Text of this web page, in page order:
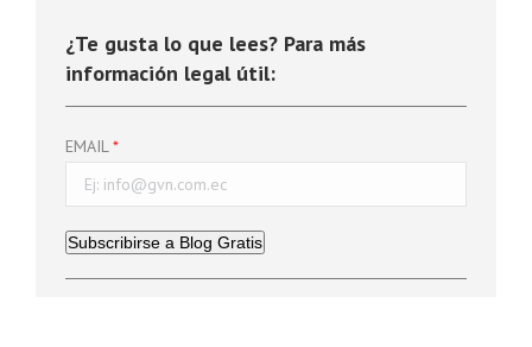
¿Te gusta lo que lees? Para más
información legal útil:
EMAIL
Subscribirse a Blog Gratis